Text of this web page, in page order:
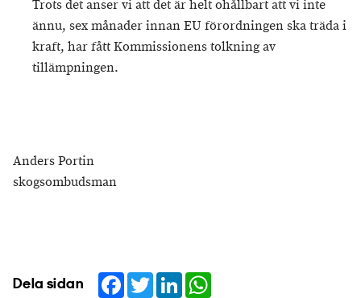
Trots det anser vi att det är helt ohållbart att vi inte
ännu, sex månader innan EU förordningen ska träda i
kraft, har fått Kommissionens tolkning av
tillämpningen.
Anders Portin
skogsombudsman
Dela sidan Facebook
TwitterLinkedIn